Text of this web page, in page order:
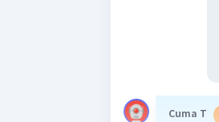
Cuma T